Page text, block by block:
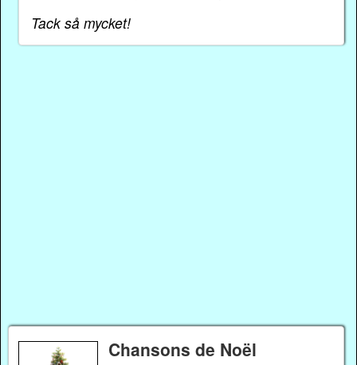
Tack så mycket!
Chansons de Noël